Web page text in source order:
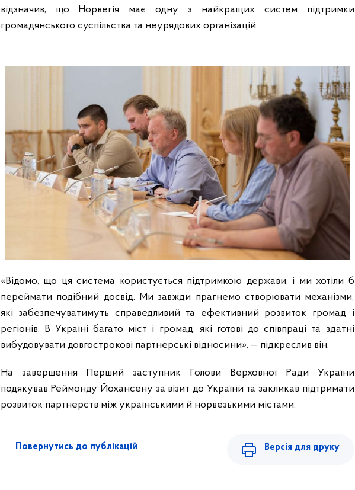
відзначив, що Норвегія має одну з найкращих систем підтримки
громадянського суспільства та неурядових організацій.
«Відомо, що ця система користується підтримкою держави, і ми хотіли б
переймати подібний досвід. Ми завжди прагнемо створювати механізми,
які забезпечуватимуть справедливий та ефективний розвиток громад і
регіонів. В Україні багато міст і громад, які готові до співпраці та здатні
вибудовувати довгострокові партнерські відносини», — підкреслив він.
На завершення Перший заступник Голови Верховної Ради України
подякував Реймонду Йохансену за візит до України та закликав підтримати
розвиток партнерств між українськими й норвезькими містами.
Повернутись до публікацій Версія для друку